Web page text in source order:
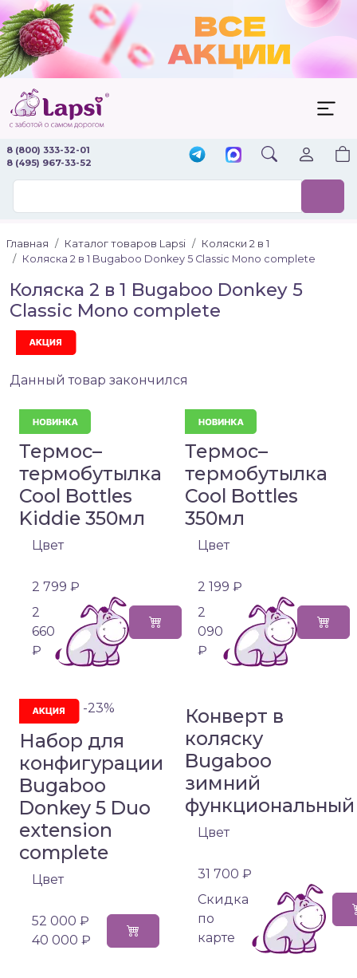
8 (800) 333-32-01
8 (495) 967-33-52
Главная Каталог товаров Lapsi
Коляски 2 в 1
Коляска 2 в 1 Bugaboo Donkey 5 Classic Mono complete
Коляска 2 в 1 Bugaboo Donkey 5
Classic Mono complete
Данный товар закончился
Термос–
термобутылка
Cool Bottles
Kiddie 350мл
Цвет
2 799 ₽
2
660
₽
Термос–
термобутылка
Cool Bottles
350мл
Цвет
2 199 ₽
2
090
₽
-23%
Набор для
конфигурации
Bugaboo
Donkey 5 Duo
extension
complete
Цвет
52 000 ₽
40 000 ₽
Конверт в
коляску
Bugaboo
зимний
функциональный
Цвет
31 700 ₽
Cкидка
по
карте